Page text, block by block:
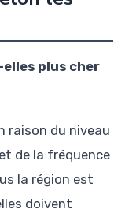
plus cher
raison du niveau
de la fréquence
la région est
doivent